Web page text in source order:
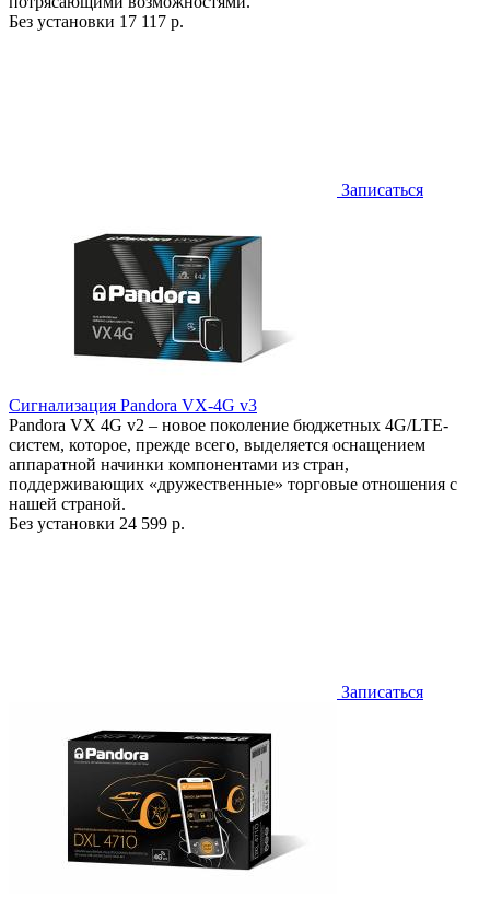
Без установки 17 117 р.
Записаться
Сигнализация Pandora VX-4G v3
Pandora VX 4G v2 – новое поколение бюджетных 4G/LTE-
систем, которое, прежде всего, выделяется оснащением
аппаратной начинки компонентами из стран,
поддерживающих «дружественные» торговые отношения с
нашей страной.
Без установки 24 599 р.
Записаться